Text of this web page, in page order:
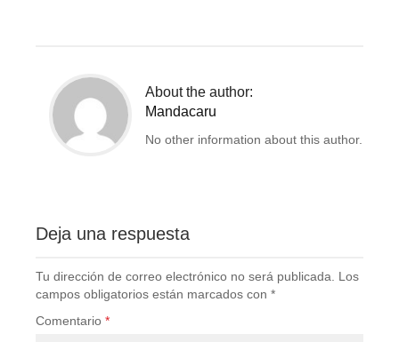
About the author:
Mandacaru
No other information about this author.
Deja una respuesta
Tu dirección de correo electrónico no será publicada. Los
campos obligatorios están marcados con *
Comentario *